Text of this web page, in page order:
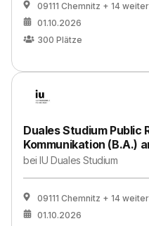
09111 Chemnitz + 14
01.10.2026
300 Plätze
Duales Studium Public
Kommunikation (B.A.)
beiIU Duales Studium
09111 Chemnitz + 14
01.10.2026